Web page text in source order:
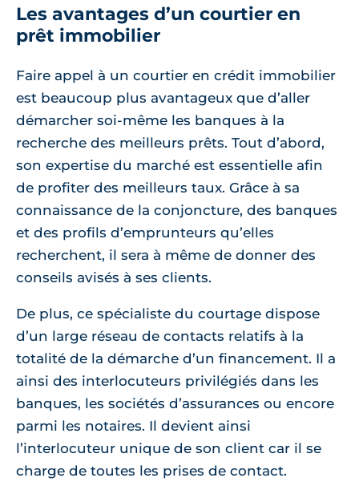
Les avantages d’un courtier en
prêt immobilier
Faire appel à un courtier en crédit immobilier
est beaucoup plus avantageux que d’aller
démarcher soi-même les banques à la
recherche des meilleurs prêts. Tout d’abord,
son expertise du marché est essentielle afin
de profiter des meilleurs taux. Grâce à sa
connaissance de la conjoncture, des banques
et des profils d’emprunteurs qu’elles
recherchent, il sera à même de donner des
conseils avisés à ses clients.
De plus, ce spécialiste du courtage dispose
d’un large réseau de contacts relatifs à la
totalité de la démarche d’un financement. Il a
ainsi des interlocuteurs privilégiés dans les
banques, les sociétés d’assurances ou encore
parmi les notaires. Il devient ainsi
l’interlocuteur unique de son client car il se
charge de toutes les prises de contact.